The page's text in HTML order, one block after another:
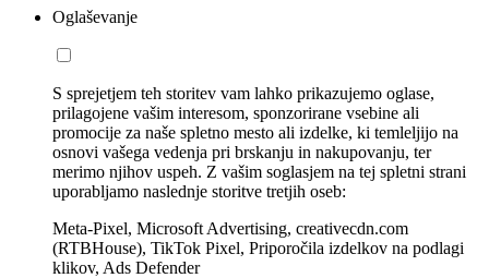
Oglaševanje
S sprejetjem teh storitev vam lahko prikazujemo oglase,
prilagojene vašim interesom, sponzorirane vsebine ali
promocije za naše spletno mesto ali izdelke, ki temleljijo na
osnovi vašega vedenja pri brskanju in nakupovanju, ter
merimo njihov uspeh. Z vašim soglasjem na tej spletni strani
uporabljamo naslednje storitve tretjih oseb:
Meta-Pixel, Microsoft Advertising, creativecdn.com
(RTBHouse), TikTok Pixel, Priporočila izdelkov na podlagi
klikov, Ads Defender